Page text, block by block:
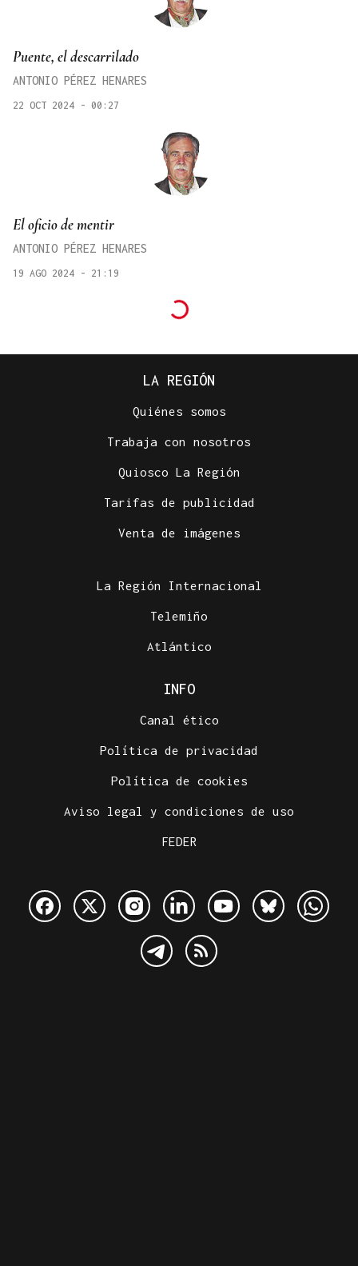
Puente, el descarrilado
ANTONIO PÉREZ HENARES
22 OCT 2024 - 00:27
El oficio de mentir
ANTONIO PÉREZ HENARES
19 AGO 2024 - 21:19
LA REGIÓN
Quiénes somos
Trabaja con nosotros
Quiosco La Región
Tarifas de publicidad
Venta de imágenes
La Región Internacional
Telemiño
Atlántico
INFO
Canal ético
Política de privacidad
Política de cookies
Aviso legal y condiciones de uso
FEDER